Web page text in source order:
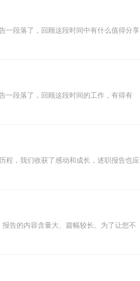
一段落了，回顾这段时间中有什么值得分享
一段落了，回顾这段时间的工作，有得有
程，我们收获了感动和成长，述职报告也应
告的内容含量大、篇幅较长。为了让您不